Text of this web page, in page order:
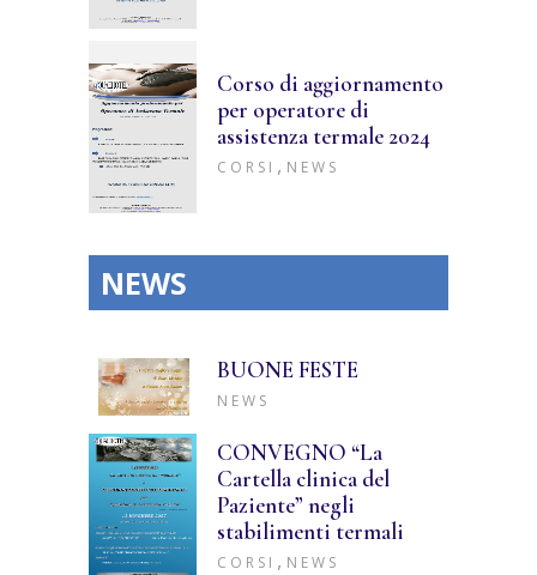
Corso di aggiornamento
per operatore di
assistenza termale 2024
CORSI , NEWS
NEWS
BUONE FESTE
NEWS
CONVEGNO “La
Cartella clinica del
Paziente” negli
stabilimenti termali
CORSI , NEWS